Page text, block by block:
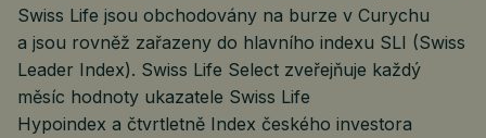
Swiss Life jsou obchodovány na burze v Curychu
a jsou rovněž zařazeny do hlavního indexu SLI (Swiss
Leader Index). Swiss Life Select zveřejňuje každý
měsíc hodnoty ukazatele Swiss Life
Hypoindex a čtvrtletně Index českého investora